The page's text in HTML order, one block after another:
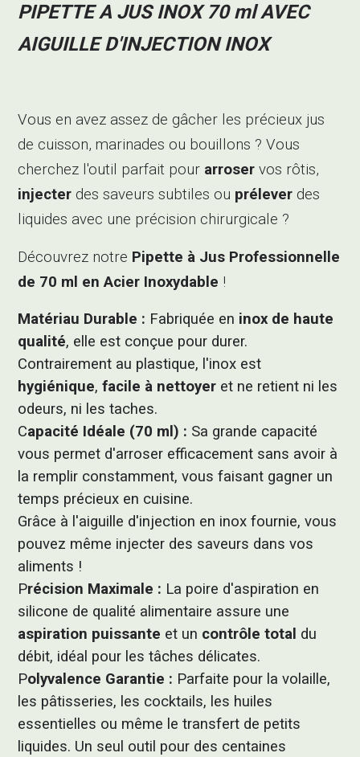
PIPETTE A JUS INOX 70 ml AVEC
AIGUILLE D'INJECTION INOX
Vous en avez assez de gâcher les précieux jus
de cuisson, marinades ou bouillons ? Vous
cherchez l'outil parfait pour arroser vos rôtis,
injecter des saveurs subtiles ou prélever des
liquides avec une précision chirurgicale ?
Découvrez notre Pipette à Jus Professionnelle
de 70 ml en Acier Inoxydable !
Matériau Durable : Fabriquée en inox de haute
qualité, elle est conçue pour durer.
Contrairement au plastique, l'inox est
hygiénique,facile à nettoyer et ne retient ni les
odeurs, ni les taches.
Capacité Idéale (70 ml) : Sa grande capacité
vous permet d'arroser efficacement sans avoir à
la remplir constamment, vous faisant gagner un
temps précieux en cuisine.
Grâce à l'aiguille d'injection en inox fournie, vous
pouvez même injecter des saveurs dans vos
aliments !
Précision Maximale : La poire d'aspiration en
silicone de qualité alimentaire assure une
aspiration puissante et un contrôle total du
débit, idéal pour les tâches délicates.
Polyvalence Garantie : Parfaite pour la volaille,
les pâtisseries, les cocktails, les huiles
essentielles ou même le transfert de petits
liquides. Un seul outil pour des centaines